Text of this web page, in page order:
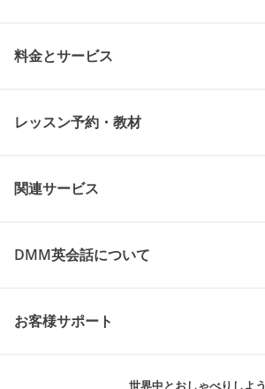
料金とサービス
レッスン予約・教材
関連サービス
DMM英会話について
お客様サポート
世界中とおしゃべりしよう